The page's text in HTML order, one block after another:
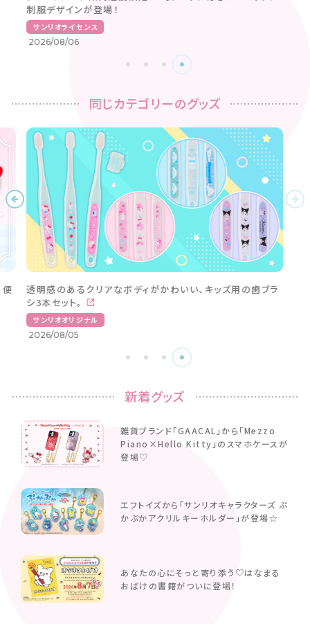
制服デザインが登場！
サンリオライセンス
2026/08/06
同じカテゴリーのグッズ
便
透明感のあるクリアなボディがかわいい、キッズ用の歯ブラ
シ3本セット。
サンリオオリジナル
2026/08/05
新着グッズ
雑貨ブランド「GAACAL」から「Mezzo
Piano×Hello Kitty」のスマホケースが
登場♡
エフトイズから「サンリオキャラクターズ ぷ
かぷかアクリルキーホルダー」が登場☆
あなたの心にそっと寄り添う♡はなまる
おばけの書籍がついに登場！